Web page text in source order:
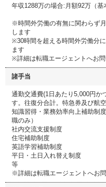
年収1288万の場合:月額92万（基
※時間外労働の有無に関わらず
します
※30時間を超える時間外労働分
ます
※詳細は転職エージェントへお問
諸手当
通勤交通費(1日あたり5,000円か
す。往復分合計。特急券及び航
知識習得・業務効率向上補助制
職のみ）
社内交流支援制度
住宅補助制度
英語学習補助制度
平日・土日入れ替え制度
等
※詳細は転職エージェントへお問